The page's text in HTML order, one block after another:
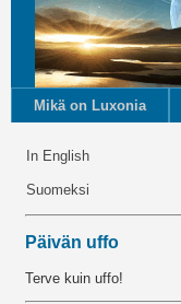
Mikä on Luxonia
In English
Suomeksi
Päivän uffo
Terve kuin uffo!